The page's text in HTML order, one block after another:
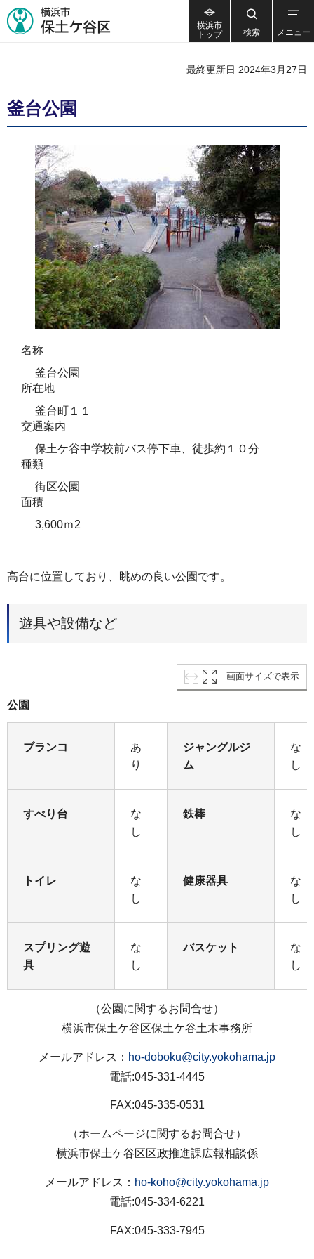
横浜市
トップ
検索 メニュー
最終更新日 2024年3月27日
釜台公園
名称
釜台公園
所在地
釜台町１１
交通案内
保土ケ谷中学校前バス停下車、徒歩約１０分
種類
街区公園
面積
3,600ｍ2
高台に位置しており、眺めの良い公園です。
遊具や設備など
画面サイズで表示
公園
ブランコ
あ
り
ジャングルジ
ム
な
し
すべり台
な
し
鉄棒
な
し
トイレ
な
し
健康器具
な
し
スプリング遊
具
な
し
バスケット
な
し
（公園に関するお問合せ）
横浜市保土ケ谷区保土ケ谷土木事務所
メールアドレス： ho-doboku@city.yokohama.jp
電話:045-331-4445
FAX:045-335-0531
（ホームページに関するお問合せ）
横浜市保土ケ谷区区政推進課広報相談係
メールアドレス： ho-koho@city.yokohama.jp
電話:045-334-6221
FAX:045-333-7945